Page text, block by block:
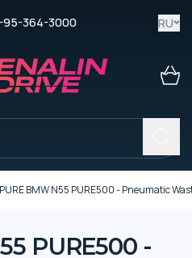
95-364-3000 RU
PURE BMW N55 PURE500 - Pneumatic
PURE500 -